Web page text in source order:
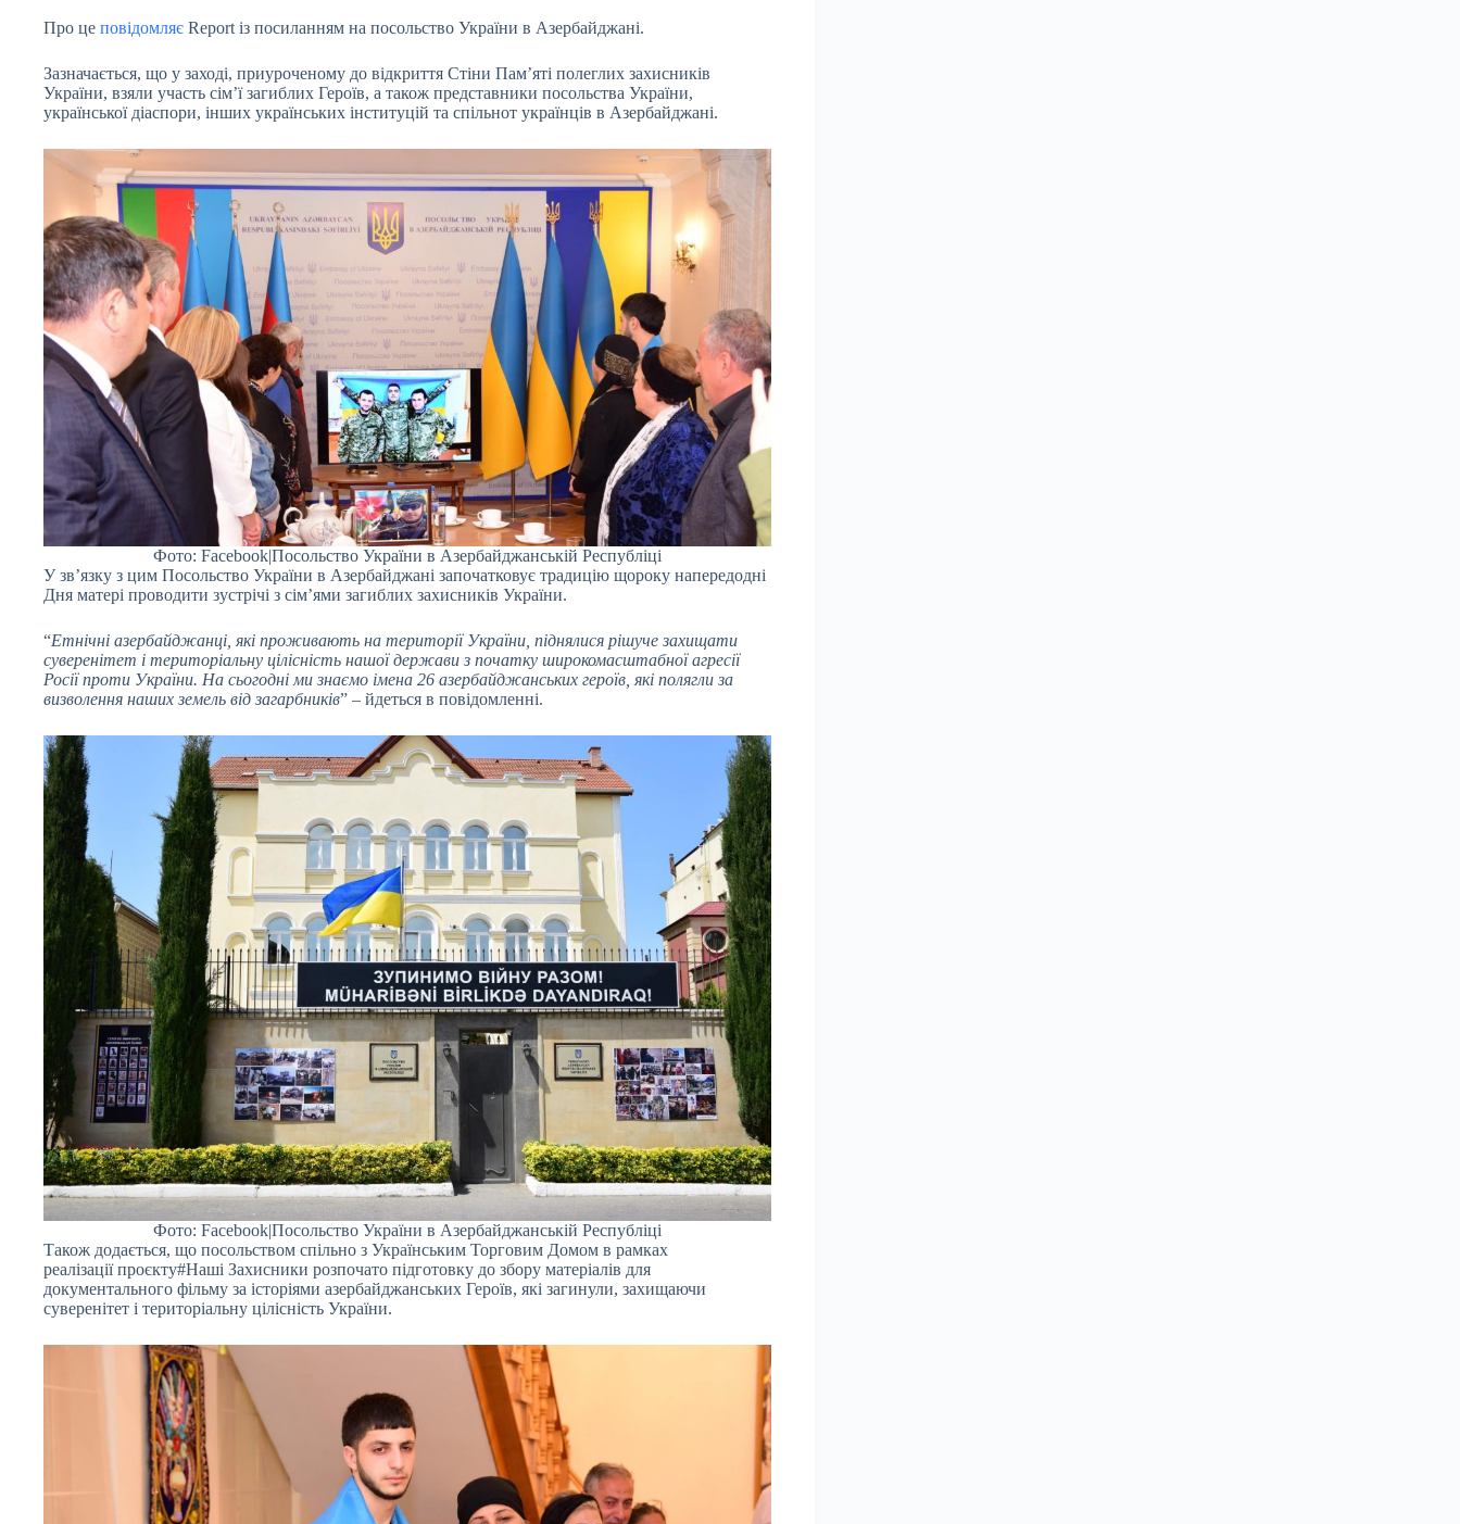
Про це повідомляє Report із посиланням на посольство України в Азербайджані.
Зазначається, що у заході, приуроченому до відкриття Стіни Пам’яті полеглих захисників
України, взяли участь сім’ї загиблих Героїв, а також представники посольства України,
української діаспори, інших українських інституцій та спільнот українців в Азербайджані.
Фото: Facebook|Посольство України в Азербайджанській Республіці
У зв’язку з цим Посольство України в Азербайджані започатковує традицію щороку напередодні
Дня матері проводити зустрічі з сім’ями загиблих захисників України.
“Етнічні азербайджанці, які проживають на території України, піднялися рішуче захищати
суверенітет і територіальну цілісність нашої держави з початку широкомасштабної агресії
Росії проти України. На сьогодні ми знаємо імена 26 азербайджанських героїв, які полягли за
визволення наших земель від загарбників” – йдеться в повідомленні.
Фото: Facebook|Посольство України в Азербайджанській Республіці
Також додається, що посольством спільно з Українським Торговим Домом в рамках
реалізації проєкту#Наші Захисники розпочато підготовку до збору матеріалів для
документального фільму за історіями азербайджанських Героїв, які загинули, захищаючи
суверенітет і територіальну цілісність України.